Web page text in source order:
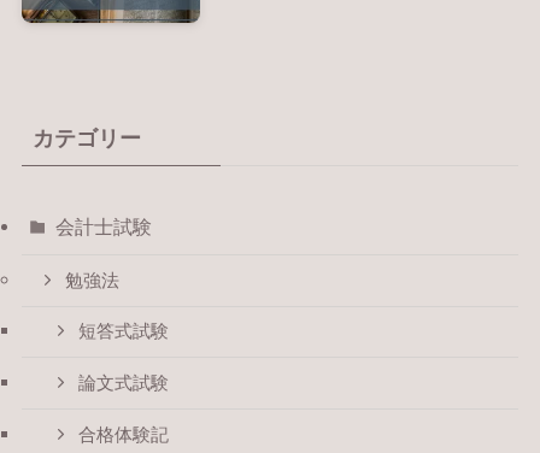
カテゴリー
会計士試験
勉強法
短答式試験
論文式試験
合格体験記